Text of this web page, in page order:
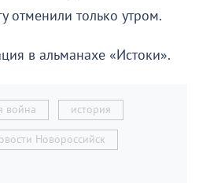
отменили только утром.
в альманахе «Истоки».
война история
Новороссийск